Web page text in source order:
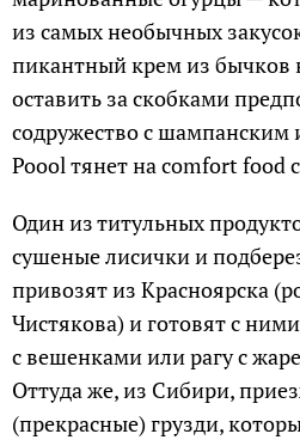
из самых необычных
пикантный крем из бычков
оставить за скобками
содружество с шампанским
Poool тянет на comfort food
Один из титульных
сушеные лисички и
привозят из Красноярска
Чистякова) и готовят с
с вешенками или рагу с
Оттуда же, из Сибири,
(прекрасные) грузди,